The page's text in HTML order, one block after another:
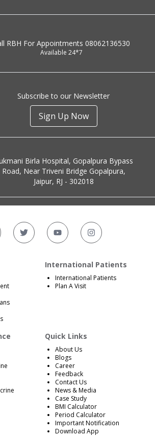
RBH For Appointments 08062136530
Available 24*7
Subscribe to our Newsletter
Sign Up Now
Birla Hospital, Gopalpura Bypass
Road, Near Triveni Bridge Gopalpura,
Jaipur, RJ - 302018
International Patients
International Patients
Plan A Visit
Quick Links
About Us
Blogs
Career
Feedback
Contact Us
News & Media
Case Study
BMI Calculator
Period Calculator
Important Notification
Download App